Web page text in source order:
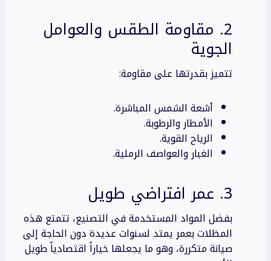
2. مقاومة الطقس والعوامل
الجوية
تتميز بقدرتها على مقاومة:
أشعة الشمس المباشرة.
الأمطار والرطوبة.
الرياح القوية.
الغبار والعواصف الرملية.
3. عمر افتراضي طويل
بفضل المواد المستخدمة في التصنيع، تتمتع هذه
المظلات بعمر يمتد لسنوات عديدة دون الحاجة إلى
صيانة متكررة، وهو ما يجعلها خياراً اقتصادياً طويل